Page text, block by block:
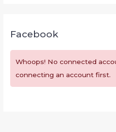
Facebook
Whoops! No connected
connecting an account first.